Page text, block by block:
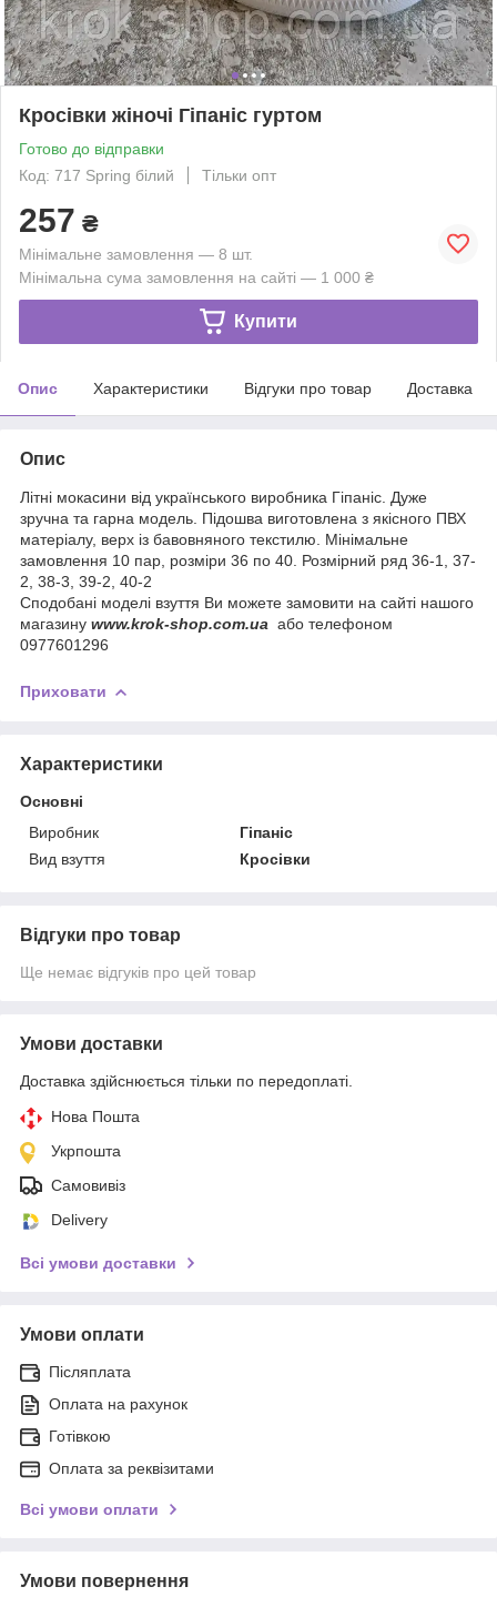
Кросівки жіночі Гіпаніс гуртом
Готово до відправки
Код: 717 Spring білий
Тільки опт
257 ₴
Мінімальне замовлення — 8 шт.
Мінімальна сума замовлення на сайті — 1 000 ₴
Купити
Опис Характеристики Відгуки про товар Доставка
Опис
Літні мокасини від українського виробника Гіпаніс. Дуже
зручна та гарна модель. Підошва виготовлена з якісного ПВХ
матеріалу, верх із бавовняного текстилю. Мінімальне
замовлення 10 пар, розміри 36 по 40. Розмірний ряд 36-1, 37-
2, 38-3, 39-2, 40-2
Сподобані моделі взуття Ви можете замовити на сайті нашого
магазину www.krok-shop.com.ua або телефоном
0977601296
Приховати
Характеристики
Основні
Виробник
Гіпаніс
Вид взуття
Кросівки
Відгуки про товар
Ще немає відгуків про цей товар
Умови доставки
Доставка здійснюється тільки по передоплаті.
Нова Пошта
Укрпошта
Самовивіз
Delivery
Всі умови доставки
Умови оплати
Післяплата
Оплата на рахунок
Готівкою
Оплата за реквізитами
Всі умови оплати
Умови повернення